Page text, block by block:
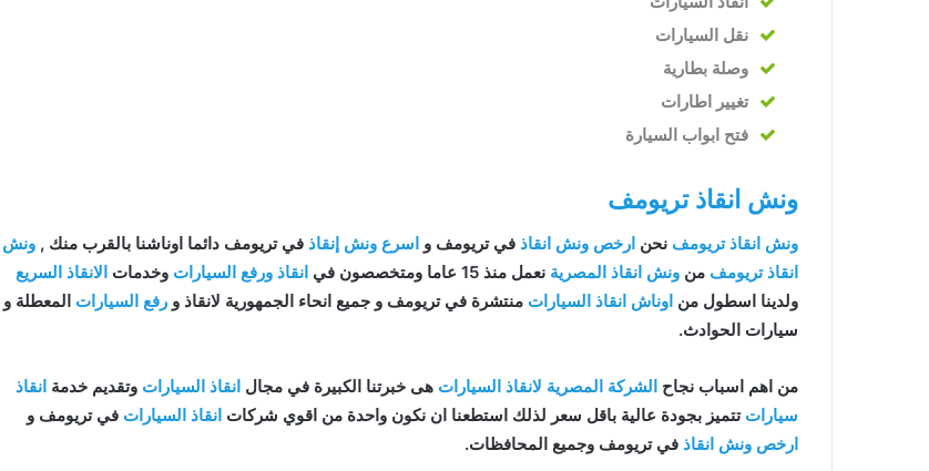
نقل السيارات
وصلة بطارية
تغيير اطارات
فتح ابواب السيارة
ونش انقاذ تريومف
ونش انقاذ تريومف نحن ارخص ونش انقاذ في تريومف و اسرع ونش إنقاذ في تريومف دائما اوناشنا بالقرب منك , ونش
انقاذ تريومف من ونش انقاذ المصرية نعمل منذ 15 عاما ومتخصصون في انقاذ ورفع السيارات وخدمات الانقاذ السريع
ولدينا اسطول من اوناش انقاذ السيارات منتشرة في تريومف و جميع انحاء الجمهورية لانقاذ و رفع السيارات المعطلة و
سيارات الحوادث.
من اهم اسباب نجاح الشركة المصرية لانقاذ السيارات هى خبرتنا الكبيرة في مجال انقاذ السيارات وتقديم خدمة انقاذ
سيارات تتميز بجودة عالية باقل سعر لذلك استطعنا ان نكون واحدة من اقوي شركات انقاذ السيارات في تريومف و
ارخص ونش انقاذ في تريومف وجميع المحافظات.